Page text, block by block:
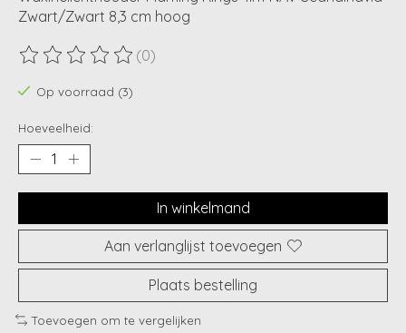
Zwart/Zwart 8,3 cm hoog
De beoordeling van dit product is
(0)
Op voorraad (3)
Hoeveelheid:
In winkelmand
Aan verlanglijst toevoegen
Plaats bestelling
Toevoegen om te vergelijken